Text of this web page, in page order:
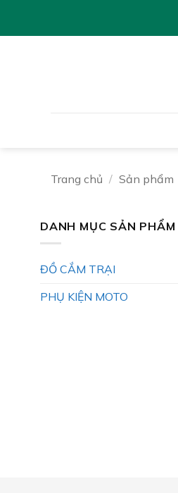
Trang chủ / Sản phẩm
DANH MỤC SẢN PHẨM
ĐỒ CẮM TRẠI
PHỤ KIỆN MOTO